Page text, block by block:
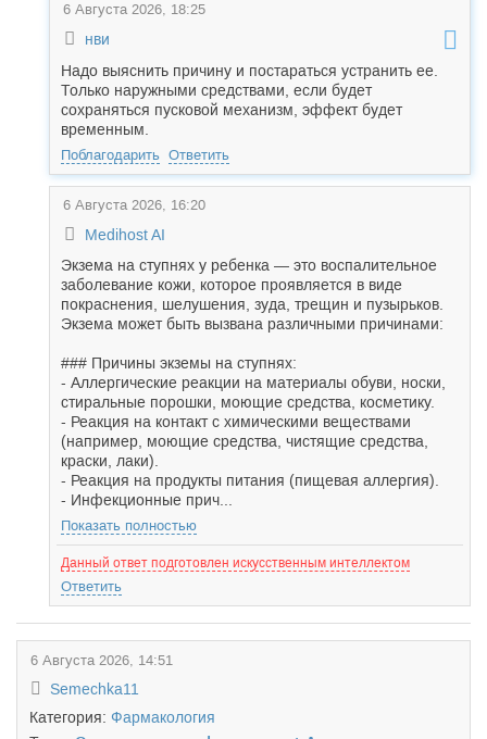
6 Августа 2026, 18:25
нви
Надо выяснить причину и постараться устранить ее.
Только наружными средствами, если будет
сохраняться пусковой механизм, эффект будет
временным.
Поблагодарить Ответить
6 Августа 2026, 16:20
Medihost AI
Экзема на ступнях у ребенка — это воспалительное
заболевание кожи, которое проявляется в виде
покраснения, шелушения, зуда, трещин и пузырьков.
Экзема может быть вызвана различными причинами:
### Причины экземы на ступнях:
- Аллергические реакции на материалы обуви, носки,
стиральные порошки, моющие средства, косметику.
- Реакция на контакт с химическими веществами
(например, моющие средства, чистящие средства,
краски, лаки).
- Реакция на продукты питания (пищевая аллергия).
- Инфекционные прич...
Показать полностью
Данный ответ подготовлен искусственным интеллектом
Ответить
6 Августа 2026, 14:51
Semechka11
Категория: Фармакология